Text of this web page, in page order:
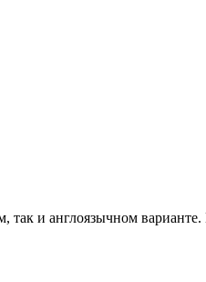
и англоязычном